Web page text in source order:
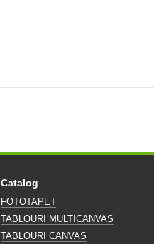
Catalog
FOTOTAPET
TABLOURI MULTICANVAS
TABLOURI CANVAS